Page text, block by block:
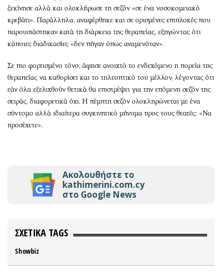
ξεκίνησε αλλά και ολοκλήρωσε τη σεζόν «σε ένα νοσοκομειακό
κρεβάτι». Παράλληλα, αναφέρθηκε και σε ορισμένες επιπλοκές που
παρουσιάστηκαν κατά τη διάρκεια της θεραπείας, εξηγώντας ότι
κάποιες διαδικασίες «δεν πήγαν όπως αναμενόταν».
Σε πιο φορτισμένο τόνο, άφησε ανοιχτό το ενδεχόμενο η πορεία της
θεραπείας να καθορίσει και το τηλεοπτικό του μέλλον, λέγοντας ότι
εάν όλα εξελιχθούν θετικά θα επιστρέψει για την επόμενη σεζόν της
σειράς, διαφορετικά όχι. Η πέμπτη σεζόν ολοκληρώνεται με ένα
σύντομο αλλά ιδιαίτερα συγκινητικό μήνυμα προς τους θεατές: «Να
προσέχετε».
Ακολουθήστε το
kathimerini.com.cy
στο Google News
ΣΧΕΤΙΚΑ TAGS
Showbiz